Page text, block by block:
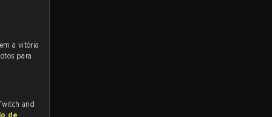
.
para
and
de